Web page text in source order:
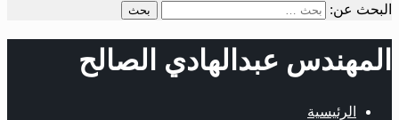
البحث عن:
المهندس عبدالهادي الصالح
الرئيسية